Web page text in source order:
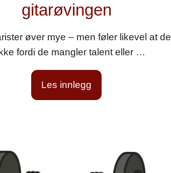
gitarøvingen
øver mye – men føler likevel at de
fordi de mangler talent eller …
Les innlegg